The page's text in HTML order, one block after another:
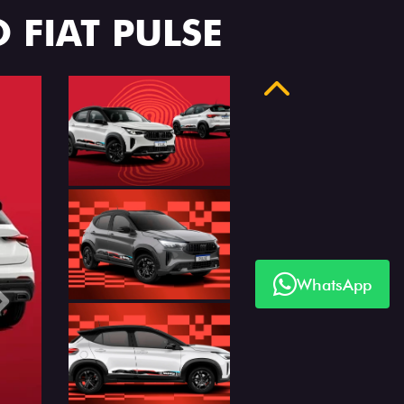
FIAT PULSE
Anterior
WhatsApp